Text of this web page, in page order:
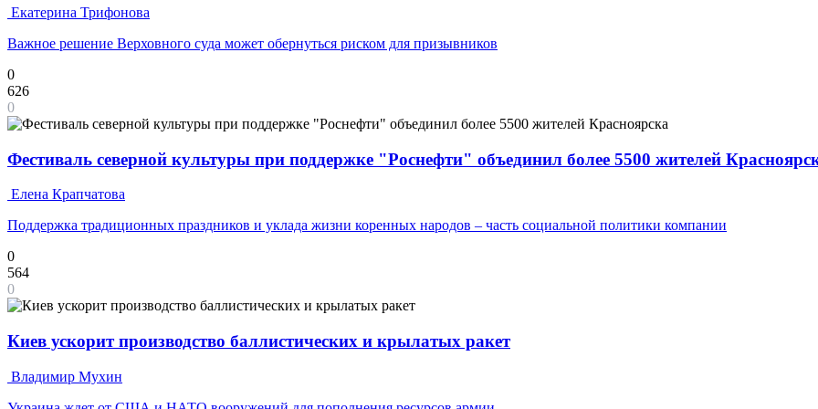
Екатерина Трифонова
Важное решение Верховного суда может обернуться риском для призывников
0
626
0
Фестиваль северной культуры при поддержке "Роснефти" объединил более 5500 жителей
Елена Крапчатова
Поддержка традиционных праздников и уклада жизни коренных народов – часть социальной политики компании
0
564
0
Киев ускорит производство баллистических и крылатых ракет
Владимир Мухин